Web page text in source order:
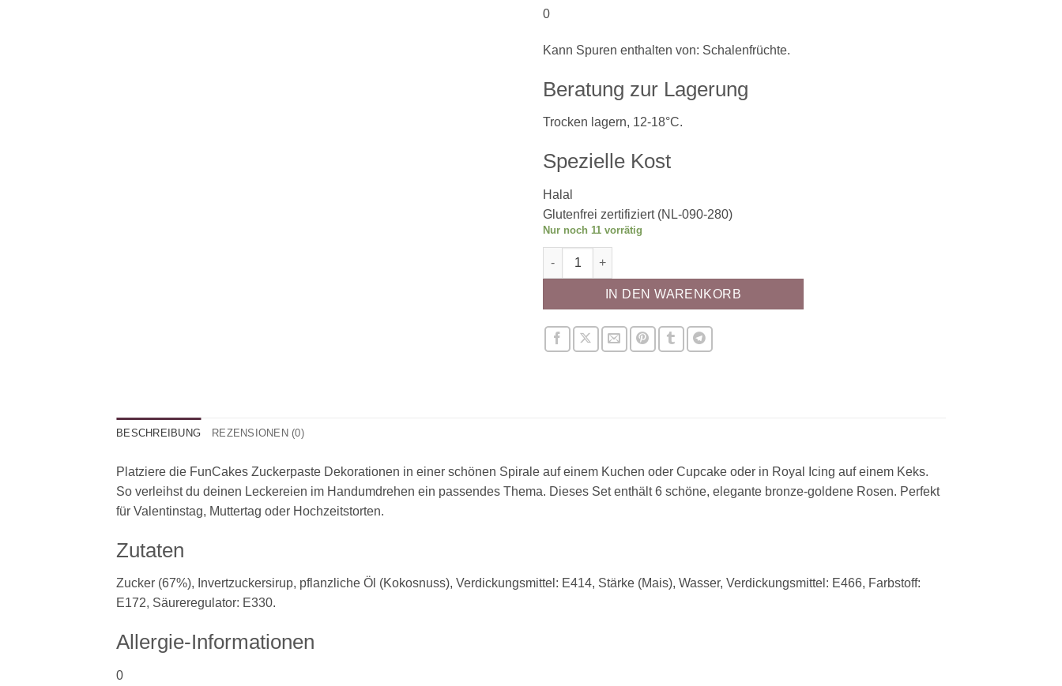
0
Kann Spuren enthalten von: Schalenfrüchte.
Beratung zur Lagerung
Trocken lagern, 12-18°C.
Spezielle Kost
Halal
Glutenfrei zertifiziert (NL-090-280)
Nur noch 11 vorrätig
Sugar Paste Decorations Roses Bronze Gold Menge
IN DEN WARENKORB
BESCHREIBUNG REZENSIONEN (0)
Platziere die FunCakes Zuckerpaste Dekorationen in einer schönen Spirale auf einem Kuchen oder Cupcake oder in Royal Icing auf einem Keks.
So verleihst du deinen Leckereien im Handumdrehen ein passendes Thema. Dieses Set enthält 6 schöne, elegante bronze-goldene Rosen. Perfekt
für Valentinstag, Muttertag oder Hochzeitstorten.
Zutaten
Zucker (67%), Invertzuckersirup, pflanzliche Öl (Kokosnuss), Verdickungsmittel: E414, Stärke (Mais), Wasser, Verdickungsmittel: E466, Farbstoff:
E172, Säureregulator: E330.
Allergie-Informationen
0